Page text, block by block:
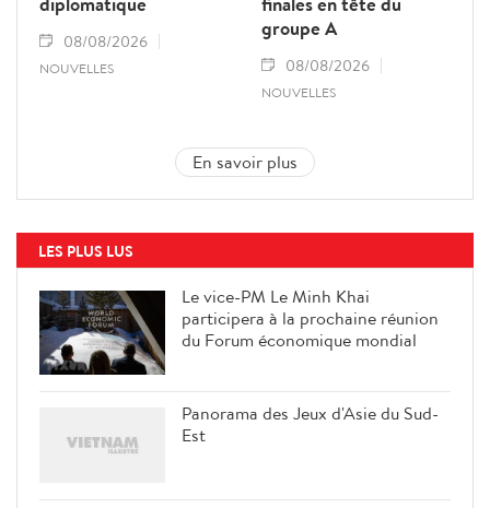
08/08/2026
NOUVELLES
groupe A
08/08/2026
NOUVELLES
En savoir plus
LES PLUS LUS
Le vice-PM Le Minh Khai
participera à la prochaine réunion
du Forum économique mondial
Panorama des Jeux d'Asie du Sud-
Est